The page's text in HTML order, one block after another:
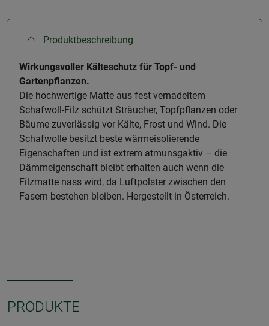
Produktbeschreibung
Wirkungsvoller Kälteschutz für Topf- und
Gartenpflanzen.
Die hochwertige Matte aus fest vernadeltem
Schafwoll-Filz schützt Sträucher, Topfpflanzen oder
Bäume zuverlässig vor Kälte, Frost und Wind. Die
Schafwolle besitzt beste wärmeisolierende
Eigenschaften und ist extrem atmunsgaktiv – die
Dämmeigenschaft bleibt erhalten auch wenn die
Filzmatte nass wird, da Luftpolster zwischen den
Fasern bestehen bleiben. Hergestellt in Österreich.
PRODUKTE